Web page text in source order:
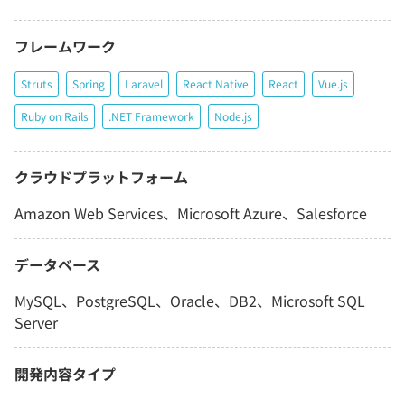
フレームワーク
Struts Spring Laravel React Native React Vue.js
Ruby on Rails .NET Framework Node.js
クラウドプラットフォーム
Amazon Web Services、Microsoft Azure、Salesforce
データベース
MySQL、PostgreSQL、Oracle、DB2、Microsoft SQL
Server
開発内容タイプ